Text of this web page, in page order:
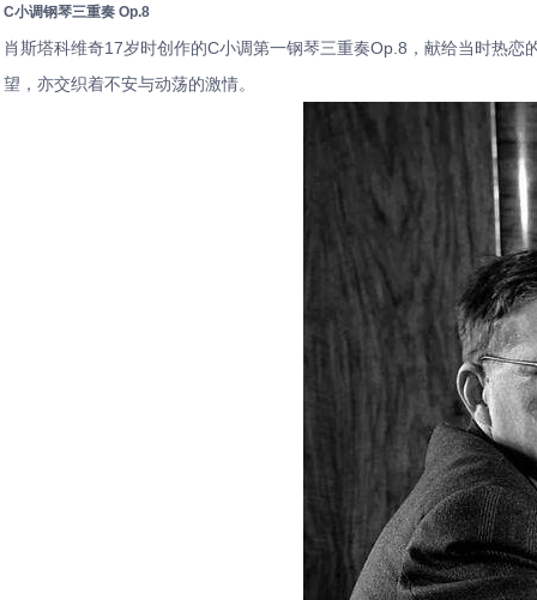
C小调钢琴三重奏 Op.8
肖斯塔科维奇17岁时创作的C小调第一钢琴三重奏Op.8，献给当时热
望，亦交织着不安与动荡的激情。